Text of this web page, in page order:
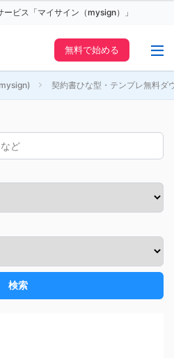
ビス「マイサイン（mysign）」
無料で始める
契約書ひな型・テンプレ無料ダ
検索